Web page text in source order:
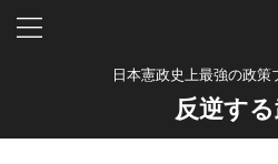
日本憲政史上最強の政策
反逆す